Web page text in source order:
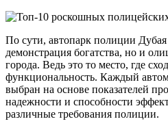
По сути, автопарк полиции Дубая
демонстрация богатства, но и
города. Ведь это то место, где
функциональность. Каждый
выбран на основе показателей
надежности и способности
различные требования полиции.